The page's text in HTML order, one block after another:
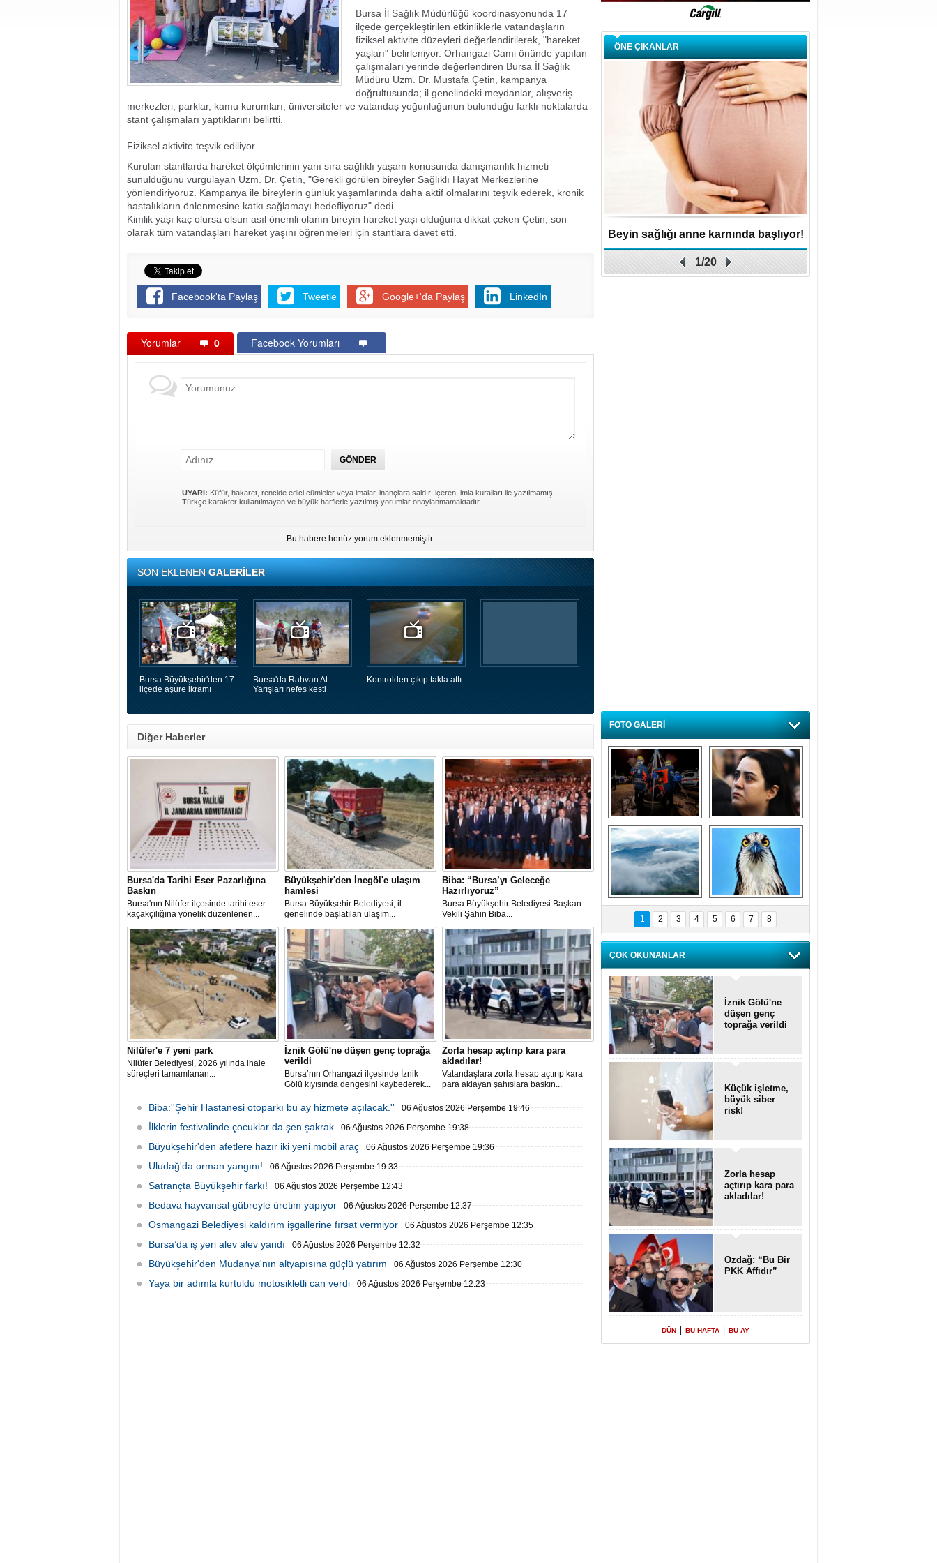
Bursa İl Sağlık Müdürlüğü koordinasyonunda 17
ilçede gerçekleştirilen etkinliklerle vatandaşların
fiziksel aktivite düzeyleri değerlendirilerek, "hareket
yaşları" belirleniyor. Orhangazi Cami önünde yapılan
çalışmaları yerinde değerlendiren Bursa İl Sağlık
Müdürü Uzm. Dr. Mustafa Çetin, kampanya
doğrultusunda; il genelindeki meydanlar, alışveriş
merkezleri, parklar, kamu kurumları, üniversiteler ve vatandaş yoğunluğunun bulunduğu farklı noktalarda
stant çalışmaları yaptıklarını belirtti.
Fiziksel aktivite teşvik ediliyor
Kurulan stantlarda hareket ölçümlerinin yanı sıra sağlıklı yaşam konusunda danışmanlık hizmeti
sunulduğunu vurgulayan Uzm. Dr. Çetin, "Gerekli görülen bireyler Sağlıklı Hayat Merkezlerine
yönlendiriyoruz. Kampanya ile bireylerin günlük yaşamlarında daha aktif olmalarını teşvik ederek, kronik
hastalıkların önlenmesine katkı sağlamayı hedefliyoruz" dedi.
Kimlik yaşı kaç olursa olsun asıl önemli olanın bireyin hareket yaşı olduğuna dikkat çeken Çetin, son
olarak tüm vatandaşları hareket yaşını öğrenmeleri için stantlara davet etti.
Facebook'ta Paylaş Tweetle Google+'da Paylaş LinkedIn
Yorumlar 0 Facebook Yorumları
UYARI: Küfür, hakaret, rencide edici cümleler veya imalar, inançlara saldırı içeren, imla kuralları ile yazılmamış,
Türkçe karakter kullanılmayan ve büyük harflerle yazılmış yorumlar onaylanmamaktadır.
Bu habere henüz yorum eklenmemiştir.
SON EKLENENGALERİLER
Bursa Büyükşehir'den 17
ilçede aşure ikramı
Bursa'da Rahvan At
Yarışları nefes kesti
Kontrolden çıkıp takla attı.
Diğer Haberler
Bursa'da Tarihi Eser Pazarlığına
Baskın
Bursa'nın Nilüfer ilçesinde tarihi eser
kaçakçılığına yönelik düzenlenen...
Büyükşehir'den İnegöl'e ulaşım
hamlesi
​Bursa Büyükşehir Belediyesi, il
genelinde başlatılan ulaşım...
Biba: “Bursa’yı Geleceğe
Hazırlıyoruz”
​Bursa Büyükşehir Belediyesi Başkan
Vekili Şahin Biba...
Nilüfer'e 7 yeni park
Nilüfer Belediyesi, 2026 yılında ihale
süreçleri tamamlanan...
İznik Gölü'ne düşen genç toprağa
verildi
Bursa’nın Orhangazi ilçesinde İznik
Gölü kıyısında dengesini kaybederek...
Zorla hesap açtırıp kara para
akladılar!
Vatandaşlara zorla hesap açtırıp kara
para aklayan şahıslara baskın...
Biba:''Şehir Hastanesi otoparkı bu ay hizmete açılacak.'' 06 Ağustos 2026 Perşembe 19:46
İlklerin festivalinde çocuklar da şen şakrak 06 Ağustos 2026 Perşembe 19:38
Büyükşehir'den afetlere hazır iki yeni mobil araç 06 Ağustos 2026 Perşembe 19:36
Uludağ'da orman yangını! 06 Ağustos 2026 Perşembe 19:33
Satrançta Büyükşehir farkı! 06 Ağustos 2026 Perşembe 12:43
Bedava hayvansal gübreyle üretim yapıyor 06 Ağustos 2026 Perşembe 12:37
Osmangazi Belediyesi kaldırım işgallerine fırsat vermiyor 06 Ağustos 2026 Perşembe 12:35
Bursa’da iş yeri alev alev yandı 06 Ağustos 2026 Perşembe 12:32
Büyükşehir'den Mudanya'nın altyapısına güçlü yatırım 06 Ağustos 2026 Perşembe 12:30
Yaya bir adımla kurtuldu motosikletli can verdi 06 Ağustos 2026 Perşembe 12:23
ÖNE ÇIKANLAR
Beyin sağlığı anne karnında başlıyor!
1/20
FOTO GALERİ
Bursa'da deprem
tatbikatı gerçeğini
aratmadı
Özlem ve minnetle
anıyoruz
Bursa'dan
büyüleyen
fotoğraflar
Balık Kartalı
Bursa’da
görüntülendi
1 2 3 4 5 6 7 8
ÇOK OKUNANLAR
İznik Gölü'ne
düşen genç
toprağa verildi
Küçük işletme,
büyük siber
risk!
Zorla hesap
açtırıp kara para
akladılar!
Özdağ: “Bu Bir
PKK Affıdır”
DÜN BU HAFTA BU AY